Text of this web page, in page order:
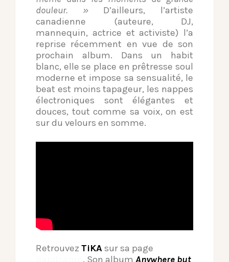
douleur. »D’ailleurs, l’artiste
canadienne (auteure, DJ,
mannequin, actrice et activiste) l’a
reprise récemment en vue de son
prochain album. Dans un habit
blanc, elle se place en prêtresse soul
moderne et impose sa sensualité, le
beat est moins tapageur, les nappes
électroniques sont élégantes et
douces, tout comme sa voix, on est
sur du velours en somme.
Retrouvez TiKAsur sa page
. Son album Anywhere but